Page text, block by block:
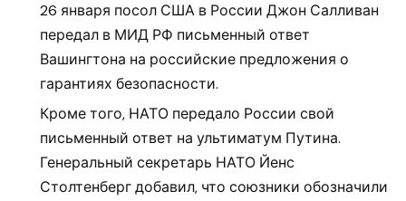
26 января посол США в России Джон Салливан
передал в МИД РФ письменный ответ
Вашингтона на российские предложения о
гарантиях безопасности.
Кроме того, НАТО передало России свой
письменный ответ на ультиматум Путина.
Генеральный секретарь НАТО Йенс
Столтенберг добавил, что союзники обозначили